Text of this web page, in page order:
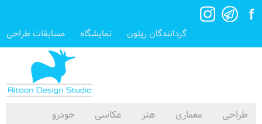
گردانندگان ریتون نمایشگاه مسابقات طراحی
طراحی معماری هنر عکاسی
خودرو